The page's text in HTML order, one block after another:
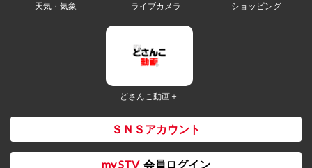
天気・気象 ライブカメラ ショッピング
どさんこ動画＋
ＳＮＳアカウント
my STV 会員ログイン